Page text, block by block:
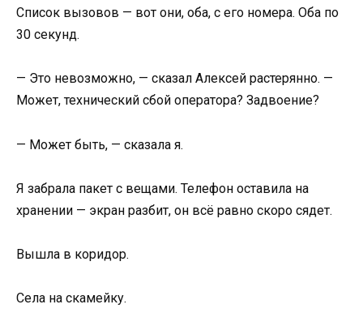
Список вызовов — вот они, оба, с его номера. Оба по
30 секунд.
— Это невозможно, — сказал Алексей растерянно. —
Может, технический сбой оператора? Задвоение?
— Может быть, — сказала я.
Я забрала пакет с вещами. Телефон оставила на
хранении — экран разбит, он всё равно скоро сядет.
Вышла в коридор.
Села на скамейку.